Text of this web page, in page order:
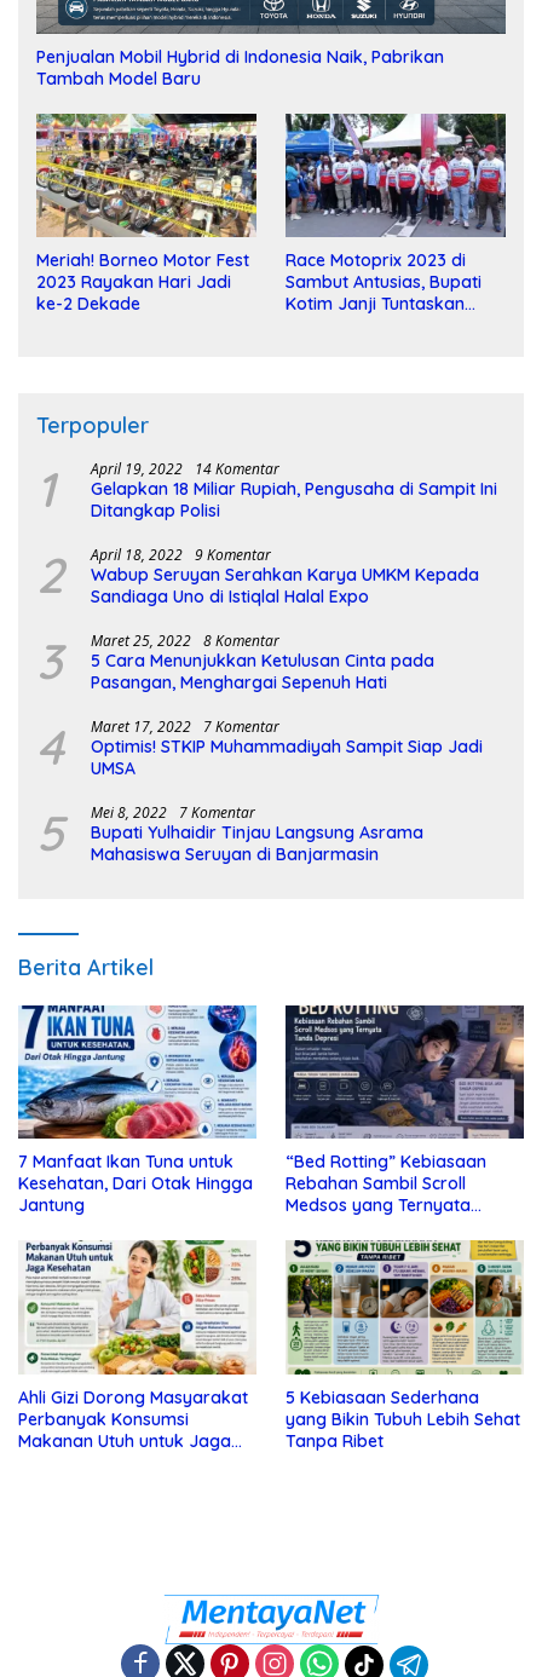
Penjualan Mobil Hybrid di Indonesia Naik, Pabrikan
Tambah Model Baru
Meriah! Borneo Motor Fest
2023 Rayakan Hari Jadi
ke-2 Dekade
Race Motoprix 2023 di
Sambut Antusias, Bupati
Kotim Janji Tuntaskan
Terpopuler
1 April 19, 2022 14 Komentar
Gelapkan 18 Miliar Rupiah, Pengusaha di Sampit Ini
Ditangkap Polisi
2 April 18, 2022 9 Komentar
Wabup Seruyan Serahkan Karya UMKM Kepada
Sandiaga Uno di Istiqlal Halal Expo
3 Maret 25, 2022 8 Komentar
5 Cara Menunjukkan Ketulusan Cinta pada
Pasangan, Menghargai Sepenuh Hati
4 Maret 17, 2022 7 Komentar
Optimis! STKIP Muhammadiyah Sampit Siap Jadi
UMSA
5 Mei 8, 2022 7 Komentar
Bupati Yulhaidir Tinjau Langsung Asrama
Mahasiswa Seruyan di Banjarmasin
Berita Artikel
7 Manfaat Ikan Tuna untuk
Kesehatan, Dari Otak Hingga
Jantung
“Bed Rotting” Kebiasaan
Rebahan Sambil Scroll
Medsos yang Ternyata
Ahli Gizi Dorong Masyarakat
Perbanyak Konsumsi
Makanan Utuh untuk Jaga
5 Kebiasaan Sederhana
yang Bikin Tubuh Lebih Sehat
Tanpa Ribet